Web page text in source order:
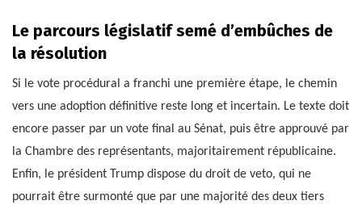
Le parcours législatif semé d’embûches de
la résolution
Si le vote procédural a franchi une première étape, le chemin
vers une adoption définitive reste long et incertain. Le texte doit
encore passer par un vote final au Sénat, puis être approuvé par
la Chambre des représentants, majoritairement républicaine.
Enfin, le président Trump dispose du droit de veto, qui ne
pourrait être surmonté que par une majorité des deux tiers